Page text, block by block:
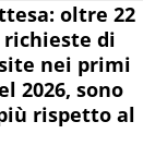
oltre 22
richieste di
nei primi
2026, sono
rispetto al